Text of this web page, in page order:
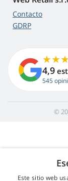
Contacto
GDRP
4,9
545
©
Este sitio web